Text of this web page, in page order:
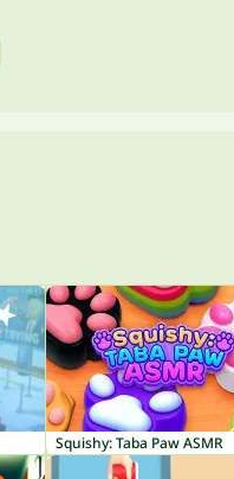
Squishy: Taba Paw ASMR